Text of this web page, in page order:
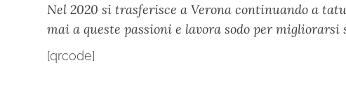
Nel 2020 si trasferisce a Verona continuando a
mai a queste passioni e lavora sodo per
[qrcode]